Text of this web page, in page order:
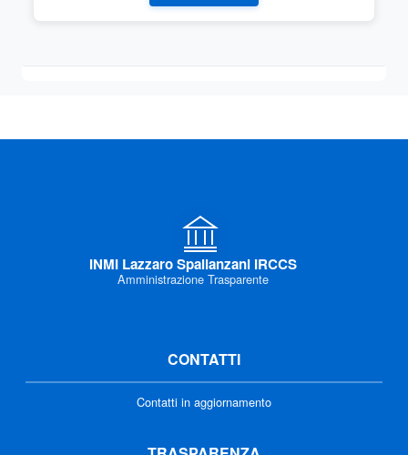
INMI Lazzaro Spallanzani IRCCS
Amministrazione Trasparente
CONTATTI
Contatti in aggiornamento